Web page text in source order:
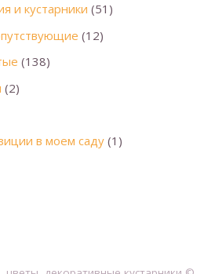
и кустарники (51)
(12)
(138)
(2)
в моем саду (1)